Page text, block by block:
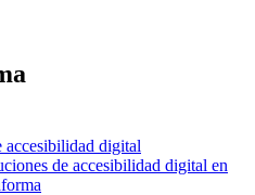
accesibilidad digital
de accesibilidad digital en